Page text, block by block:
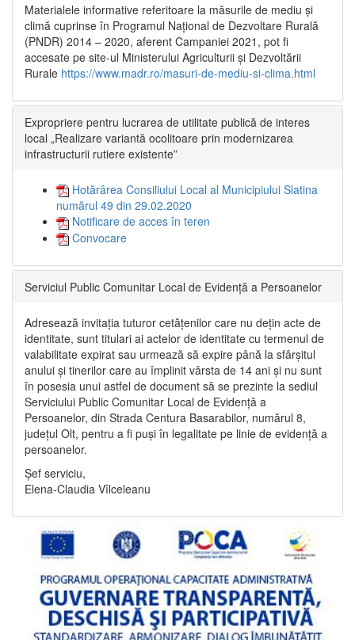
Materialele informative referitoare la măsurile de mediu și
climă cuprinse în Programul Național de Dezvoltare Rurală
(PNDR) 2014 – 2020, aferent Campaniei 2021, pot fi
accesate pe site-ul Ministerului Agriculturii și Dezvoltării
Rurale https://www.madr.ro/masuri-de-mediu-si-clima.html
Expropriere pentru lucrarea de utilitate publică de interes
local „Realizare variantă ocolitoare prin modernizarea
infrastructurii rutiere existente”
Hotărârea Consiliului Local al Municipiului Slatina
numărul 49 din 29.02.2020
Notificare de acces în teren
Convocare
Serviciul Public Comunitar Local de Evidență a Persoanelor
Adresează invitația tuturor cetățenilor care nu dețin acte de
identitate, sunt titulari ai actelor de identitate cu termenul de
valabilitate expirat sau urmează să expire până la sfârșitul
anului și tinerilor care au împlinit vârsta de 14 ani și nu sunt
în posesia unui astfel de document să se prezinte la sediul
Serviciului Public Comunitar Local de Evidență a
Persoanelor, din Strada Centura Basarabilor, numărul 8,
județul Olt, pentru a fi puși în legalitate pe linie de evidență a
persoanelor.
Șef serviciu,
Elena-Claudia Vîlceleanu